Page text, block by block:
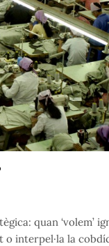
quan ‘volem’
interpel·la la